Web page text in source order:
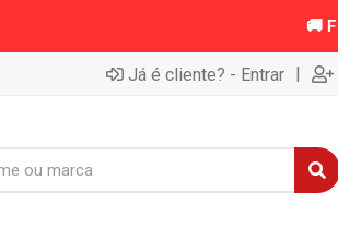
Já é cliente? - Entrar |